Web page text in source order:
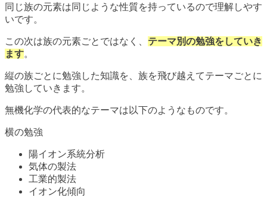
同じ族の元素は同じような性質を持っているので理解しやす
いです。
この次は族の元素ごとではなく、 テーマ別の勉強をしていき
ます。
縦の族ごとに勉強した知識を、族を飛び越えてテーマごとに
勉強していきます。
無機化学の代表的なテーマは以下のようなものです。
横の勉強
陽イオン系統分析
気体の製法
工業的製法
イオン化傾向